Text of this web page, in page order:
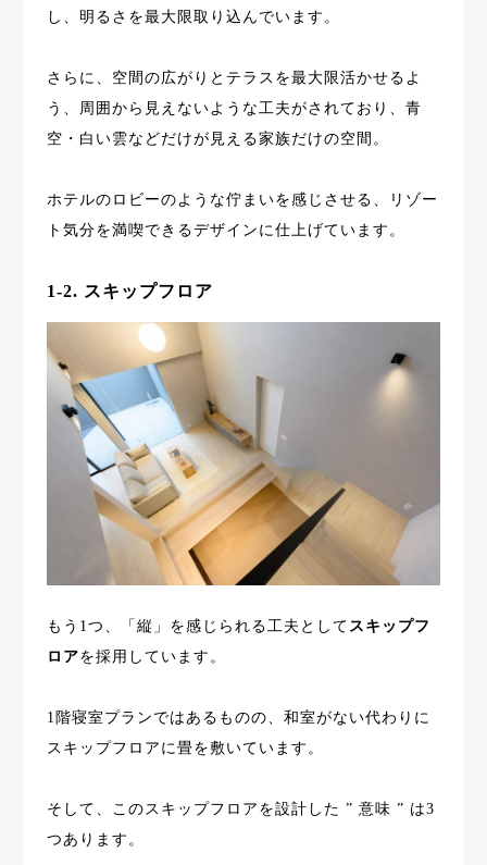
し、明るさを最大限取り込んでいます。
さらに、空間の広がりとテラスを最大限活かせるよ
う、周囲から見えないような工夫がされており、青
空・白い雲などだけが見える家族だけの空間。
ホテルのロビーのような佇まいを感じさせる、リゾー
ト気分を満喫できるデザインに仕上げています。
1-2. スキップフロア
もう1つ、「縦」を感じられる工夫として スキップフ
ロアを採用しています。
1階寝室プランではあるものの、和室がない代わりに
スキップフロアに畳を敷いています。
そして、このスキップフロアを設計した ” 意味 ” は3
つあります。